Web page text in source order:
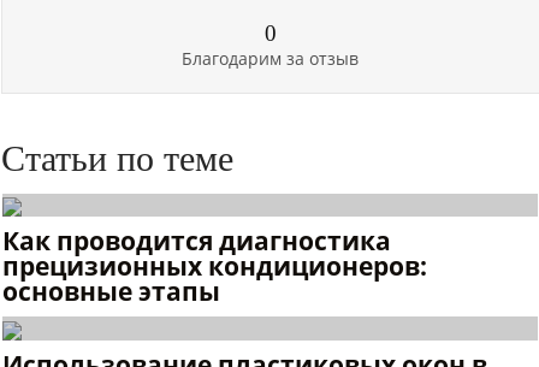
0
Благодарим за отзыв
Статьи по теме
Как проводится диагностика
прецизионных кондиционеров:
основные этапы